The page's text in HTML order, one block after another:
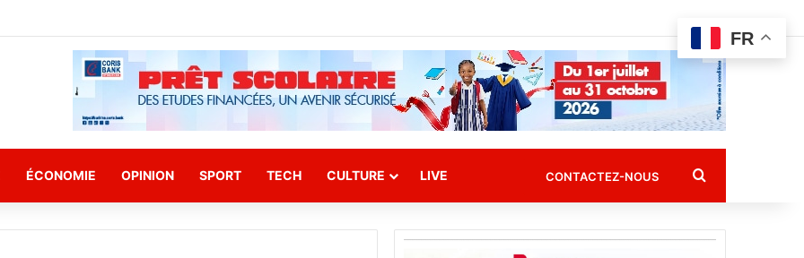
ÉCONOMIE OPINION SPORT TECH CULTURE LIVE CONTACTEZ-NOUS Rechercher
FR